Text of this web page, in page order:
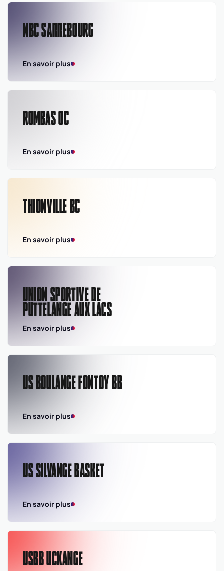
NBC SARREBOURG
En savoir plus
ROMBAS OC
En savoir plus
THIONVILLE BC
En savoir plus
UNION SPORTIVE DE
PUTTELANGE AUX LACS
En savoir plus
US BOULANGE FONTOY BB
En savoir plus
US SILVANGE BASKET
En savoir plus
USBB UCKANGE